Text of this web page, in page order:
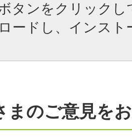
タンをクリック
ードし、インスト
まのご意見を